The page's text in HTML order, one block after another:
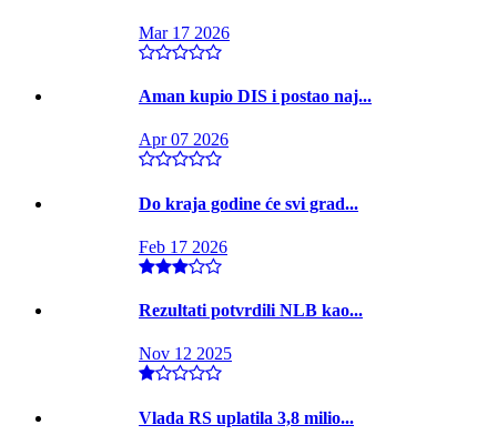
Mar 17 2026
Aman kupio DIS i postao naj...
Apr 07 2026
Do kraja godine će svi grad...
Feb 17 2026
Rezultati potvrdili NLB kao...
Nov 12 2025
Vlada RS uplatila 3,8 milio...